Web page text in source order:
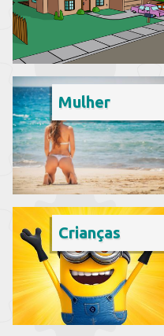
Mulher
Crianças